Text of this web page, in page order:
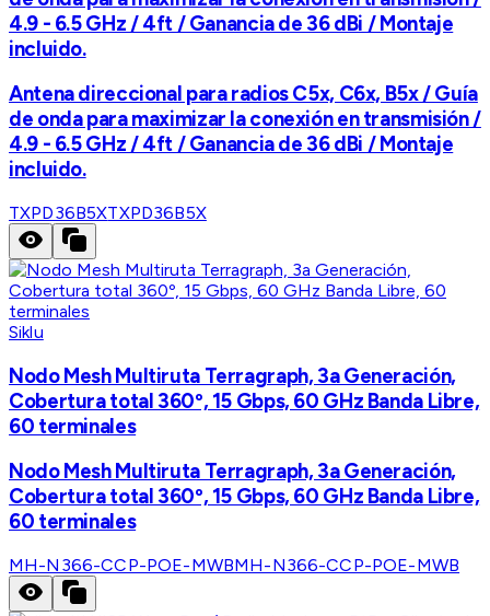
4.9 - 6.5 GHz / 4ft / Ganancia de 36 dBi / Montaje
incluido.
Antena direccional para radios C5x, C6x, B5x / Guía
de onda para maximizar la conexión en transmisión /
4.9 - 6.5 GHz / 4ft / Ganancia de 36 dBi / Montaje
incluido.
TXPD36B5XTXPD36B5X
Siklu
Nodo Mesh Multiruta Terragraph, 3a Generación,
Cobertura total 360º, 15 Gbps, 60 GHz Banda Libre,
60 terminales
Nodo Mesh Multiruta Terragraph, 3a Generación,
Cobertura total 360º, 15 Gbps, 60 GHz Banda Libre,
60 terminales
MH-N366-CCP-POE-MWBMH-N366-CCP-POE-MWB